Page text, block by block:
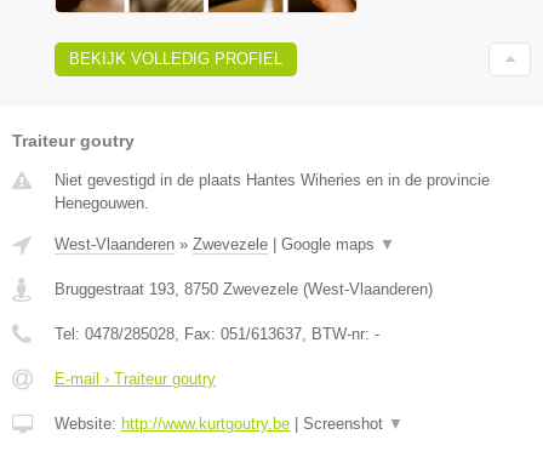
BEKIJK VOLLEDIG PROFIEL
Traiteur goutry
Niet gevestigd in de plaats Hantes Wiheries en in de provincie
Henegouwen.
West-Vlaanderen » Zwevezele Google maps ▼
Bruggestraat 193, 8750 Zwevezele (West-Vlaanderen)
Tel: 0478/285028, Fax: 051/613637, BTW-nr: -
E-mail › Traiteur goutry
Website: http://www.kurtgoutry.be Screenshot ▼